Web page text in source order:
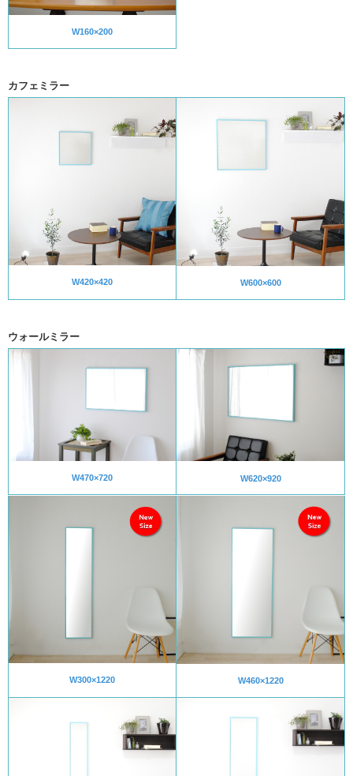
W160×200
カフェミラー
W420×420 W600×600
ウォールミラー
W470×720 W620×920
W300×1220 W460×1220